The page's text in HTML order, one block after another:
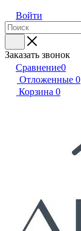
Войти
Заказать звонок
Сравнение0
Отложенные 0
Корзина 0